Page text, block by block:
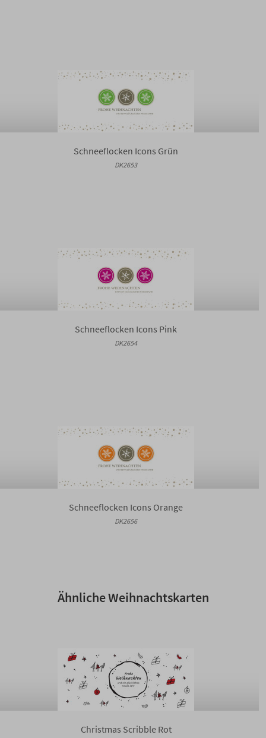
Schneeflocken Icons Grün
DK2653
Schneeflocken Icons Pink
DK2654
Schneeflocken Icons Orange
DK2656
Ähnliche Weihnachtskarten
Christmas Scribble Rot